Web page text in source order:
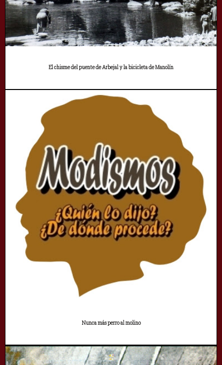
El chisme del puente de Arbejal y la bicicleta de Manolín
Nunca más perro al molino